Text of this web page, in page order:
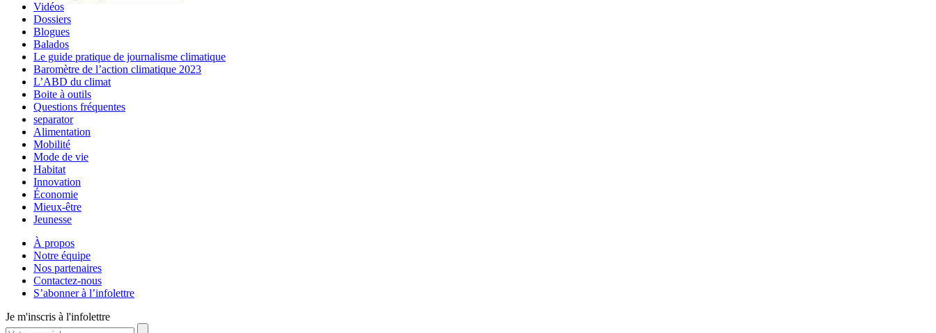
Vidéos
Dossiers
Blogues
Balados
Le guide pratique de journalisme climatique
Baromètre de l’action climatique 2023
L’ABD du climat
Boite à outils
Questions fréquentes
separator
Alimentation
Mobilité
Mode de vie
Habitat
Innovation
Économie
Mieux-être
Jeunesse
À propos
Notre équipe
Nos partenaires
Contactez-nous
S’abonner à l’infolettre
Je m'inscris à l'infolettre